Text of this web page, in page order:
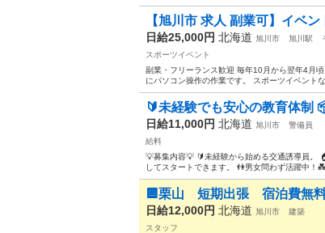
【旭川市 求人 副業可】イベ
日給25,000円 北海道 旭川市 旭川駅
スポーツイベント
副業・フリーランス歓迎 毎年10月から翌年4月
にパソコン操作の作業です。 スポーツイベント
🔰未経験でも安心の教育体制
日給11,000円 北海道 旭川市
警備員
給料
💡募集内容💡 🔰未経験から始める交通誘導員。
してスタートできます。 👫男女問わず活躍中！
🟦栗山 短期出張 宿泊費無
日給12,000円 北海道 旭川市
建築
スタッフ